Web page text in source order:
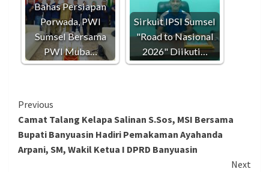
Bahas Persiapan
Porwada, PWI
Sumsel Bersama
PWI Muba…
Sirkuit IPSI Sumsel
"Road to Nasional
2026" Diikuti…
Continue
Reading
Previous
Camat Talang Kelapa Salinan S.Sos, MSI Bersama
Bupati Banyuasin Hadiri Pemakaman Ayahanda
Arpani, SM, Wakil Ketua I DPRD Banyuasin
Next